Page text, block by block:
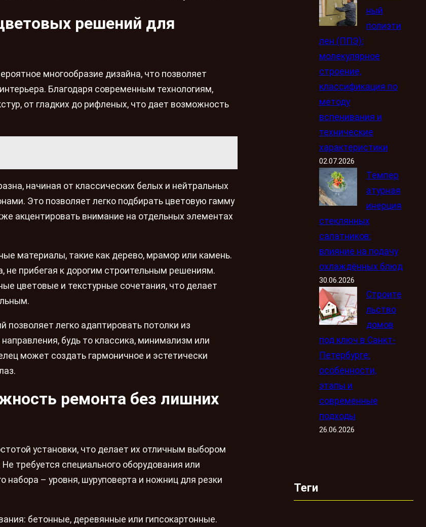
решений для
многообразие дизайна, что позволяет
Благодаря современным технологиям,
от гладких до рифленых, что дает возможность
начиная от классических белых и нейтральных
Это позволяет легко подбирать цветовую гамму
акцентировать внимание на отдельных элементах
материалы, такие как дерево, мрамор или камень.
не прибегая к дорогим строительным решениям.
цветовые и текстурные сочетания, что делает
легко адаптировать потолки из
будь то классика, минимализм или
может создать гармоничное и эстетически
ремонта без лишних
установки, что делает их отличным выбором
требуется специального оборудования или
– уровня, шуруповерта и ножниц для резки
бетонные, деревянные или гипсокартонные.
ный
полиэти
лен (ППЭ):
молекулярное
строение,
классификация по
методу
вспенивания и
технические
характеристики
02.07.2026
Темпер
атурная
инерция
стеклянных
салатников:
влияние на подачу
охлаждённых блюд
30.06.2026
Строите
льство
домов
под ключ в Санкт-
Петербурге:
особенности,
этапы и
современные
подходы
26.06.2026
Теги